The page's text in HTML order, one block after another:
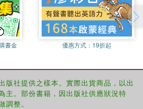
of international contributors to this
and critics of current
an unusually well-balanced and
our understanding of nuclear
practice. As such, it will be of
and teachers of
defense and foreign policy, US-
control and disarmament.
書金 優惠方式： 19折起
版社提供之樣本。實際出貨商品，以出
主。部份書籍，因出版社供應狀況特
調整。